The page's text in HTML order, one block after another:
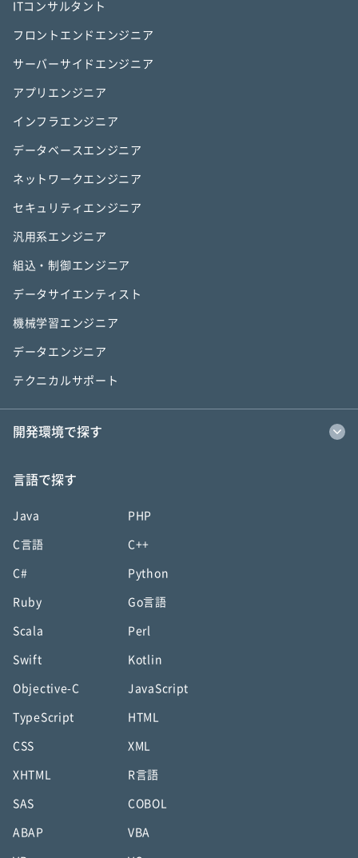
ITコンサルタント
フロントエンドエンジニア
サーバーサイドエンジニア
アプリエンジニア
インフラエンジニア
データベースエンジニア
ネットワークエンジニア
セキュリティエンジニア
汎用系エンジニア
組込・制御エンジニア
データサイエンティスト
機械学習エンジニア
データエンジニア
テクニカルサポート
開発環境で探す
言語で探す
Java PHP
C言語 C++
C# Python
Ruby Go言語
Scala Perl
Swift Kotlin
Objective-C JavaScript
TypeScript HTML
CSS XML
XHTML R言語
SAS COBOL
ABAP VBA